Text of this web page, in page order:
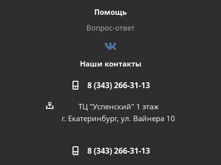
Помощь
Вопрос-ответ
Наши контакты
8 (343) 266-31-13
ТЦ "Успенский" 1 этаж
г. Екатеринбург, ул. Вайнера 10
8 (343) 266-31-13